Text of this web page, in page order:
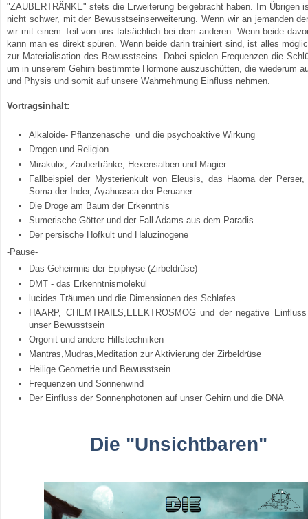
"ZAUBERTRÄNKE" stets die Erweiterung beigebracht haben. Im Übrigen
nicht schwer, mit der Bewusstseinserweiterung. Wenn wir an jemanden
wir mit einem Teil von uns tatsächlich bei dem anderen. Wenn beide
kann man es direkt spüren. Wenn beide darin trainiert sind, ist alles
zur Materialisation des Bewusstseins. Dabei spielen Frequenzen die
um in unserem Gehirn bestimmte Hormone auszuschütten, die wiederum
und Physis und somit auf unsere Wahrnehmung Einfluss nehmen.
Vortragsinhalt:
Alkaloide- Pflanzenasche und die psychoaktive Wirkung
Drogen und Religion
Mirakulix, Zaubertränke, Hexensalben und Magier
Fallbeispiel der Mysterienkult von Eleusis, das Haoma der Perser,
Soma der Inder, Ayahuasca der Peruaner
Die Droge am Baum der Erkenntnis
Sumerische Götter und der Fall Adams aus dem Paradis
Der persische Hofkult und Haluzinogene
-Pause-
Das Geheimnis der Epiphyse (Zirbeldrüse)
DMT - das Erkenntnismolekül
lucides Träumen und die Dimensionen des Schlafes
HAARP, CHEMTRAILS,ELEKTROSMOG und der negative
unser Bewusstsein
Orgonit und andere Hilfstechniken
Mantras,Mudras,Meditation zur Aktivierung der Zirbeldrüse
Heilige Geometrie und Bewusstsein
Frequenzen und Sonnenwind
Der Einfluss der Sonnenphotonen auf unser Gehirn und die DNA
Die "Unsichtbaren"